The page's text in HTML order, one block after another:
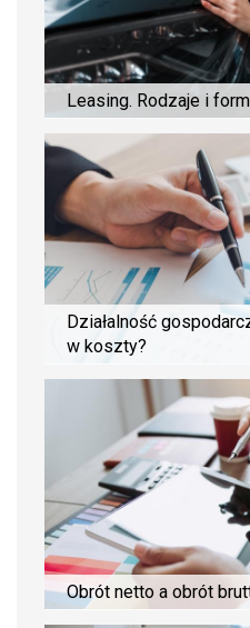
Leasing. Rodzaje i
Działalność
w koszty?
Obrót netto a obrót